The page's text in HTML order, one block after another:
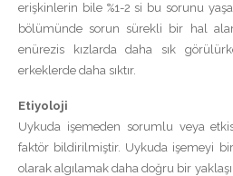
erişkinlerin bile %1-2 si bu sorunu
bölümünde sorun sürekli bir hal
enürezis kızlarda daha sık
erkeklerde daha sıktır.
Etiyoloji
Uykuda işemeden sorumlu veya
faktör bildirilmiştir. Uykuda işemeyi
olarak algılamak daha doğru bir